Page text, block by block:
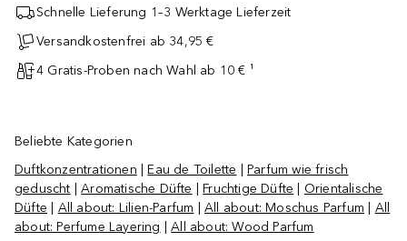
Schnelle Lieferung 1–3 Werktage Lieferzeit
Versandkostenfrei ab 34,95 €
4 Gratis-Proben nach Wahl ab 10 € ¹
Beliebte Kategorien
Duftkonzentrationen |Eau de Toilette |Parfum wie frisch
geduscht |Aromatische Düfte |Fruchtige Düfte
Orientalische
Düfte
All about: Lilien-Parfum |All about: Moschus Parfum
All
about: Perfume Layering |All about: Wood Parfum